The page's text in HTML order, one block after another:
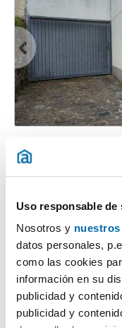
Uso responsable de
Nosotros y
datos personales,
como las cookies
información en su
publicidad y
publicidad y
210m